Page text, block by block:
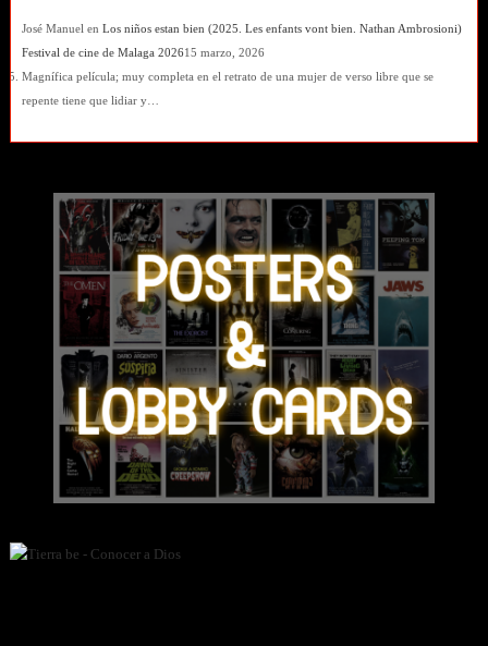
José Manuel en Los niños estan bien (2025. Les enfants vont bien. Nathan Ambrosioni)
Festival de cine de Malaga 202615 marzo, 2026
Magnífica película; muy completa en el retrato de una mujer de verso libre que se
repente tiene que lidiar y…